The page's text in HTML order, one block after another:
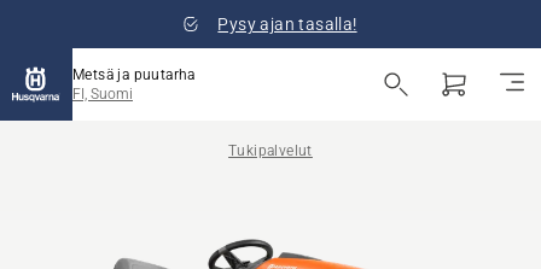
Pysy ajan tasalla!
Metsä ja puutarha
FI, Suomi
Tukipalvelut